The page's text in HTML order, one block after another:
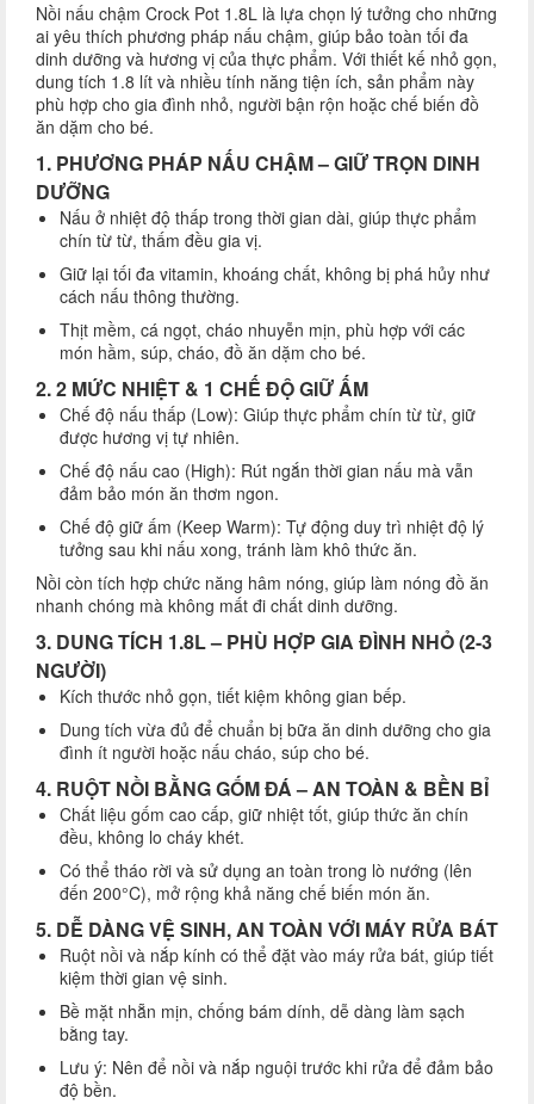
Nồi nấu chậm Crock Pot 1.8L là lựa chọn lý tưởng cho những
ai yêu thích phương pháp nấu chậm, giúp bảo toàn tối đa
dinh dưỡng và hương vị của thực phẩm. Với thiết kế nhỏ gọn,
dung tích 1.8 lít và nhiều tính năng tiện ích, sản phẩm này
phù hợp cho gia đình nhỏ, người bận rộn hoặc chế biến đồ
ăn dặm cho bé.
1. PHƯƠNG PHÁP NẤU CHẬM – GIỮ TRỌN DINH
DƯỠNG
Nấu ở nhiệt độ thấp trong thời gian dài, giúp thực phẩm
chín từ từ, thấm đều gia vị.
Giữ lại tối đa vitamin, khoáng chất, không bị phá hủy như
cách nấu thông thường.
Thịt mềm, cá ngọt, cháo nhuyễn mịn, phù hợp với các
món hầm, súp, cháo, đồ ăn dặm cho bé.
2. 2 MỨC NHIỆT & 1 CHẾ ĐỘ GIỮ ẤM
Chế độ nấu thấp (Low): Giúp thực phẩm chín từ từ, giữ
được hương vị tự nhiên.
Chế độ nấu cao (High): Rút ngắn thời gian nấu mà vẫn
đảm bảo món ăn thơm ngon.
Chế độ giữ ấm (Keep Warm): Tự động duy trì nhiệt độ lý
tưởng sau khi nấu xong, tránh làm khô thức ăn.
Nồi còn tích hợp chức năng hâm nóng, giúp làm nóng đồ ăn
nhanh chóng mà không mất đi chất dinh dưỡng.
3. DUNG TÍCH 1.8L – PHÙ HỢP GIA ĐÌNH NHỎ (2-3
NGƯỜI)
Kích thước nhỏ gọn, tiết kiệm không gian bếp.
Dung tích vừa đủ để chuẩn bị bữa ăn dinh dưỡng cho gia
đình ít người hoặc nấu cháo, súp cho bé.
4. RUỘT NỒI BẰNG GỐM ĐÁ – AN TOÀN & BỀN BỈ
Chất liệu gốm cao cấp, giữ nhiệt tốt, giúp thức ăn chín
đều, không lo cháy khét.
Có thể tháo rời và sử dụng an toàn trong lò nướng (lên
đến 200°C), mở rộng khả năng chế biến món ăn.
5. DỄ DÀNG VỆ SINH, AN TOÀN VỚI MÁY RỬA BÁT
Ruột nồi và nắp kính có thể đặt vào máy rửa bát, giúp tiết
kiệm thời gian vệ sinh.
Bề mặt nhẵn mịn, chống bám dính, dễ dàng làm sạch
bằng tay.
Lưu ý: Nên để nồi và nắp nguội trước khi rửa để đảm bảo
độ bền.